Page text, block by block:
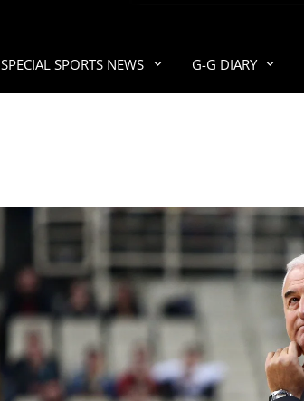
SPECIAL SPORTS NEWS G-G DIARY